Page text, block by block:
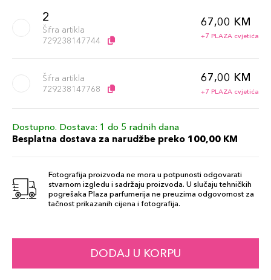
2
Šifra artikla
729238147744
67,00 KM
+7 PLAZA cvjetića
Šifra artikla
729238147768
67,00 KM
+7 PLAZA cvjetića
Dostupno. Dostava: 1 do 5 radnih dana
Besplatna dostava za narudžbe preko 100,00 KM
Fotografija proizvoda ne mora u potpunosti odgovarati
stvarnom izgledu i sadržaju proizvoda. U slučaju tehničkih
pogrešaka Plaza parfumerija ne preuzima odgovornost za
tačnost prikazanih cijena i fotografija.
DODAJ U KORPU